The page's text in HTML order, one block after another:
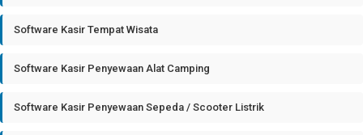
Software Kasir Tempat Wisata
Software Kasir Penyewaan Alat Camping
Software Kasir Penyewaan Sepeda / Scooter Listrik